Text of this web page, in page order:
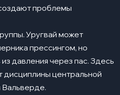
проблемы
Уругвай может
прессингом, но
давления через пас. Здесь
дисциплины центральной
Вальверде.